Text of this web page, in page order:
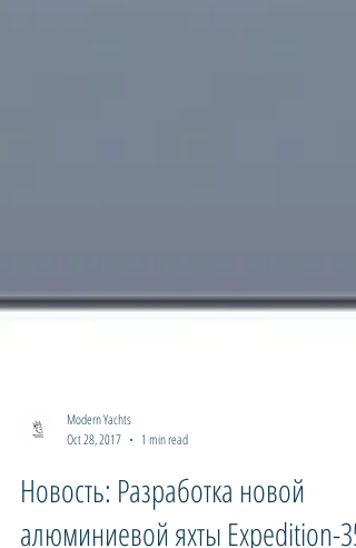
Modern Yachts
1 min read